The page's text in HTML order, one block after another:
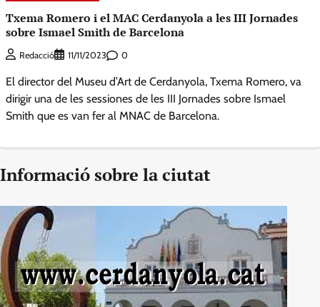
Txema Romero i el MAC Cerdanyola a les III Jornades
sobre Ismael Smith de Barcelona
Redacció 11/11/2023 0
El director del Museu d’Art de Cerdanyola, Txema Romero, va
dirigir una de les sessiones de les III Jornades sobre Ismael
Smith que es van fer al MNAC de Barcelona.
Informació sobre la ciutat